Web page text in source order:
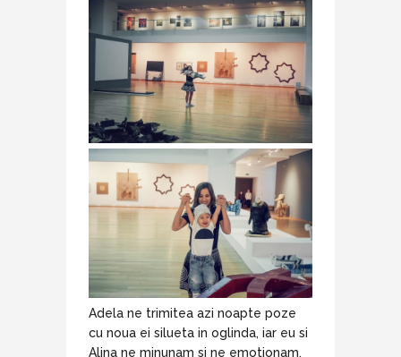
Adela ne trimitea azi noapte poze
cu noua ei silueta in oglinda, iar eu si
Alina ne minunam si ne emotionam,